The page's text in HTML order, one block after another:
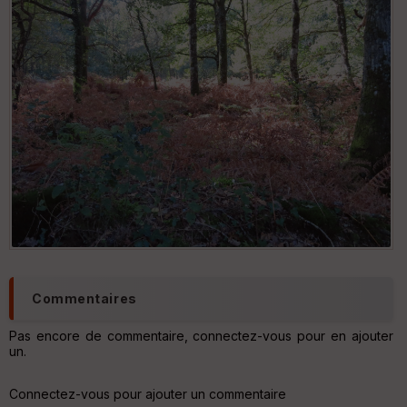
e
w
Commentaires
Pas encore de commentaire, connectez-vous pour en ajouter
un.
Connectez-vous pour ajouter un commentaire